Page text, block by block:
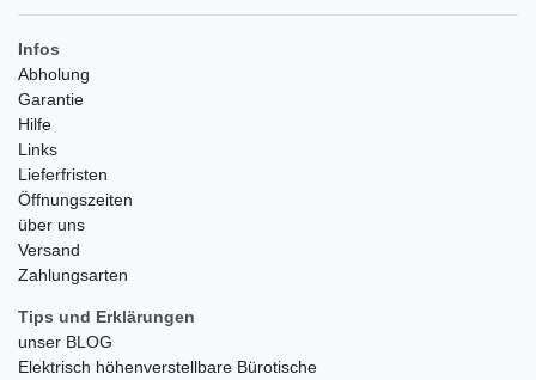
Infos
Abholung
Garantie
Hilfe
Links
Lieferfristen
Öffnungszeiten
über uns
Versand
Zahlungsarten
Tips und Erklärungen
unser BLOG
Elektrisch höhenverstellbare Bürotische